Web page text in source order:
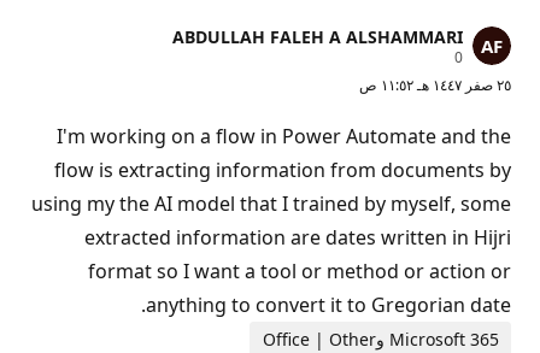
ABDULLAH FALEH A ALSHAMMARI
0
ن
ا
ا
ل
سُ
م
ع
ة
٢٥ صفر ١٤٤٧ هـ ١١:٥٢ ص
I'm working on a flow in Power Automate and the
flow is extracting information from documents by
using my the AI model that I trained by myself, some
extracted information are dates written in Hijri
format so I want a tool or method or action or
anything to convert it to Gregorian date.
Microsoft 365 وOffice | Other